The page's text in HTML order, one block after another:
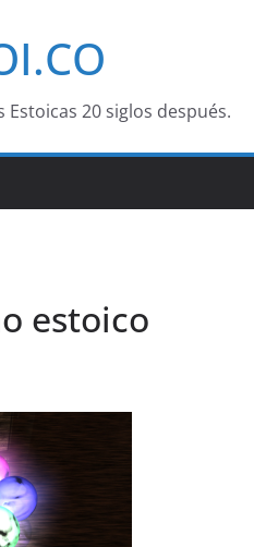
20 siglos después.
estoico